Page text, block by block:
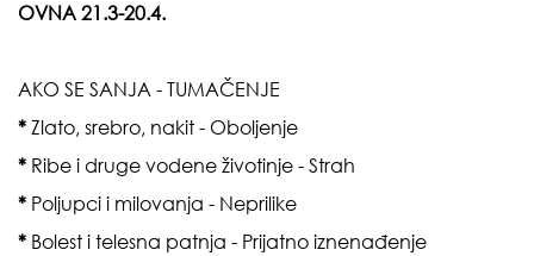
OVNA 21.3-20.4.
AKO SE SANJA - TUMAČENJE
* Zlato, srebro, nakit - Oboljenje
* Ribe i druge vodene životinje - Strah
* Poljupci i milovanja - Neprilike
* Bolest i telesna patnja - Prijatno iznenađenje